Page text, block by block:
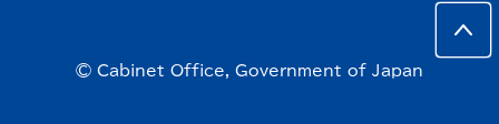
© Cabinet Office, Government of Japan